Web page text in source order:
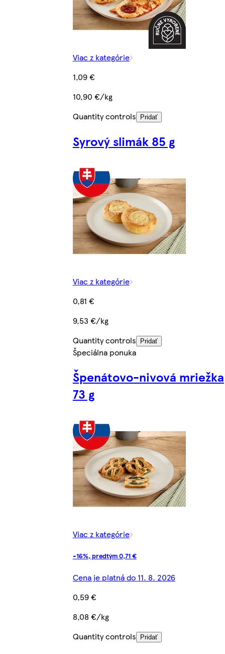
Viac z kategórie
1,09 €
10,90 €/kg
Quantity controls
Pridať
Syrový slimák 85 g
Viac z kategórie
0,81 €
9,53 €/kg
Quantity controls
Pridať
Špeciálna ponuka
Špenátovo-nivová mriežka
73 g
Viac z kategórie
-16%, predtým 0,71 €
Cena je platná do 11. 8. 2026
0,59 €
8,08 €/kg
Quantity controls
Pridať